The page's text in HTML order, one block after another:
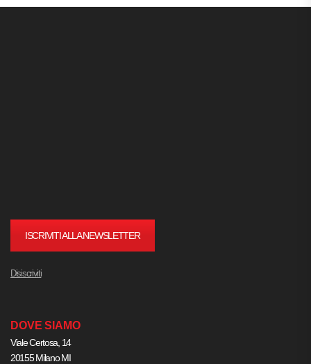
ISCRIVITI ALLA NEWSLETTER
Disiscriviti
DOVE SIAMO
Viale Certosa, 14
20155 Milano MI